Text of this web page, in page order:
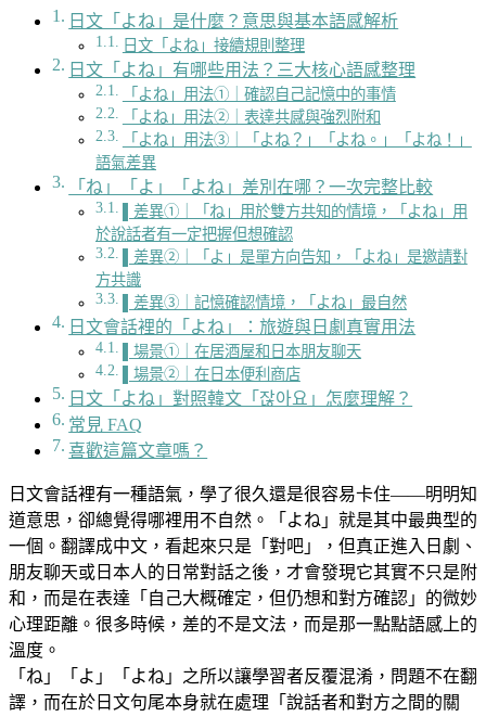
日文「よね」是什麼？意思與基本語感解析
日文「よね」接續規則整理
日文「よね」有哪些用法？三大核心語感整理
「よね」用法①｜確認自己記憶中的事情
「よね」用法②｜表達共感與強烈附和
「よね」用法③｜「よね？」「よね。」「よね！」
語氣差異
「ね」「よ」「よね」差別在哪？一次完整比較
▌差異①｜「ね」用於雙方共知的情境，「よね」用
於說話者有一定把握但想確認
▌差異②｜「よ」是單方向告知，「よね」是邀請對
方共識
▌差異③｜記憶確認情境，「よね」最自然
日文會話裡的「よね」：旅遊與日劇真實用法
▌場景①｜在居酒屋和日本朋友聊天
▌場景②｜在日本便利商店
日文「よね」對照韓文「잖아요」怎麼理解？
常見 FAQ
喜歡這篇文章嗎？
日文會話裡有一種語氣，學了很久還是很容易卡住——明明知
道意思，卻總覺得哪裡用不自然。「よね」就是其中最典型的
一個。翻譯成中文，看起來只是「對吧」，但真正進入日劇、
朋友聊天或日本人的日常對話之後，才會發現它其實不只是附
和，而是在表達「自己大概確定，但仍想和對方確認」的微妙
心理距離。很多時候，差的不是文法，而是那一點點語感上的
溫度。
「ね」「よ」「よね」之所以讓學習者反覆混淆，問題不在翻
譯，而在於日文句尾本身就在處理「說話者和對方之間的關